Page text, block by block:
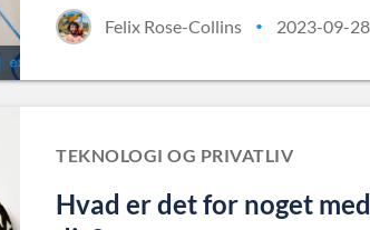
Felix Rose-Collins • 2023-09-28
TEKNOLOGI OG PRIVATLIV
Hvad er det for noget